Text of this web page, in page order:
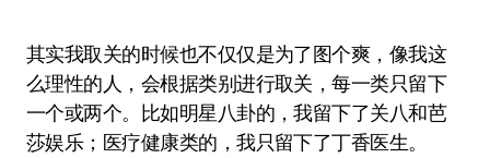
其实我取关的时候也不仅仅是为了图个爽，像我这
么理性的人，会根据类别进行取关，每一类只留下
一个或两个。比如明星八卦的，我留下了关八和芭
莎娱乐；医疗健康类的，我只留下了丁香医生。